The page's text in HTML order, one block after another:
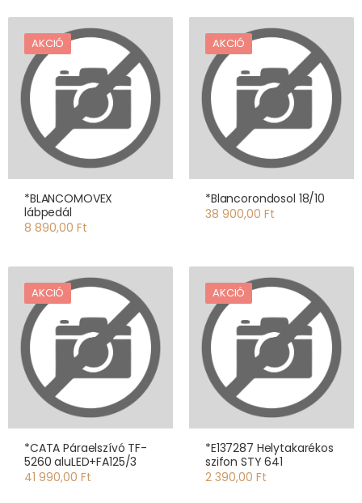
AKCIÓ
*BLANCOMOVEX
lábpedál
8 890,00 Ft
AKCIÓ
*Blancorondosol 18/10
38 900,00 Ft
AKCIÓ
*CATA Páraelszívó TF-
5260 aluLED+FA125/3
41 990,00 Ft
AKCIÓ
*E137287 Helytakarékos
szifon STY 641
2 390,00 Ft